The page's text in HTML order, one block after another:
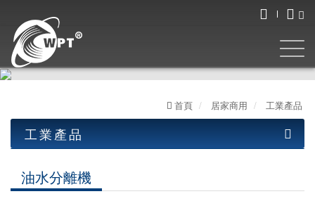
首頁 居家商用 工業產品
工業產品
油水分離機
油水分離機